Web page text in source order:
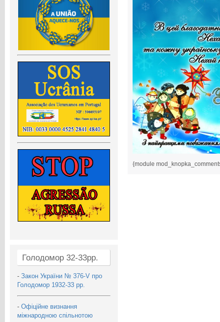
Голодомор 32-33рр.
- Закон України № 376-V про
Голодомор 1932-33 рр.
- Офіційне визнання
міжнародною спільнотою
{module